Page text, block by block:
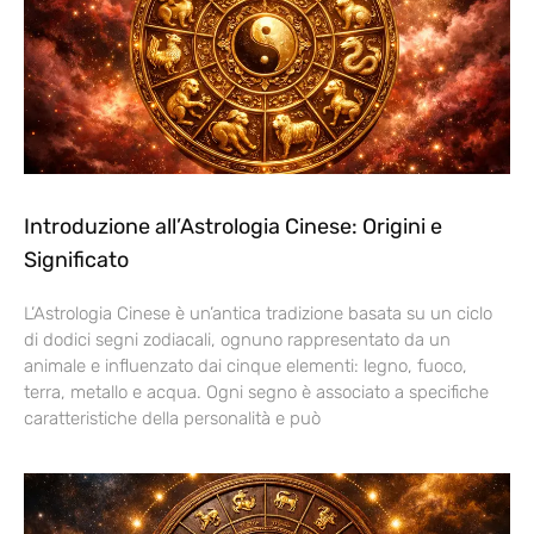
Introduzione all’Astrologia Cinese: Origini e
Significato
L’Astrologia Cinese è un’antica tradizione basata su un ciclo
di dodici segni zodiacali, ognuno rappresentato da un
animale e influenzato dai cinque elementi: legno, fuoco,
terra, metallo e acqua. Ogni segno è associato a specifiche
caratteristiche della personalità e può